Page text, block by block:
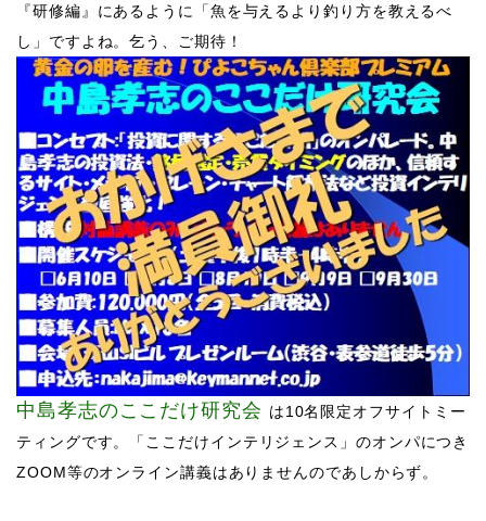
『研修編』にあるように「魚を与えるより釣り方を教えるべ
し」ですよね。乞う、ご期待！
中島孝志のここ だけ研究会 は10名限定オフサイトミー
ティングです。
「ここだけインテリジェンス」のオンパにつき
ZOOM等のオンライン講義はありませんのであしからず。